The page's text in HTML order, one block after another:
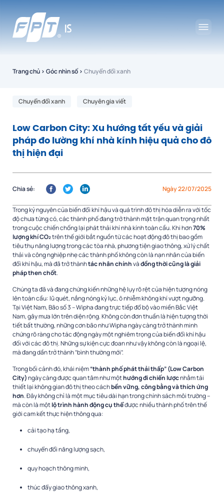
Trang chủ › Góc nhìn số› Chuyển đổi xanh
Chuyển đổi xanh Chuyên gia viết
Low Carbon City: Xu hướng tất yếu và giải
pháp đo lường khí nhà kính hiệu quả cho đô
thị hiện đại
Ngày 22/07/2025
Chia sẻ:
Trong kỷ nguyên của biến đổi khí hậu và quá trình đô thị hóa diễn ra với tốc
độ chưa từng có, các thành phố đang trở thành mặt trận quan trọng nhất
trong cuộc chiến chống lại phát thải khí nhà kính toàn cầu. Khi hơn70%
lượng khí CO₂trên thế giới bắt nguồn từ các hoạt động đô thị bao gồm
tiêu thụ năng lượng trong các tòa nhà, phương tiện giao thông, xử lý chất
thải và công nghiệp nhẹ các thành phố không còn là nạn nhân của biến
đổi khí hậu, mà đã trở thànhtác nhân chínhvàđồng thời cũng là giải
pháp then chốt.
Chúng ta đã và đang chứng kiến những hệ lụy rõ rệt của hiện tượng nóng
lên toàn cầu: lũ quét, nắng nóng kỷ lục, ô nhiễm không khí vượt ngưỡng.
Tại Việt Nam, Bão số 3 – Wipha đang trực tiếp đổ bộ vào miền Bắc Việt
Nam, gây mưa lớn trên diện rộng. Không còn đơn thuần là hiện tượng thời
tiết bất thường, những cơn bão như Wipha ngày càng trở thành minh
chứng rõ ràng cho tác động ngày một nghiêm trọng của biến đổi khí hậu
đối với các đô thị. Những sự kiện cực đoan như vậy không còn là ngoại lệ,
mà đang dần trở thành “bình thường mới”.
Trong bối cảnh đó, khái niệm“thành phố phát thải thấp” (Low Carbon
City)ngày càng được quan tâm như mộthướng đi chiến lượcnhằm tái
thiết lại không gian đô thị theo cáchbền vững, công bằng và thích ứng
hơn. Đây không chỉ là một mục tiêu dài hạn trong chính sách môi trường –
mà còn là mộtlộ trình hành động cụ thểđược nhiều thành phố trên thế
giới cam kết thực hiện thông qua:
cải tạo hạ tầng,
chuyển đổi năng lượng sạch,
quy hoạch thông minh,
thúc đẩy giao thông xanh,